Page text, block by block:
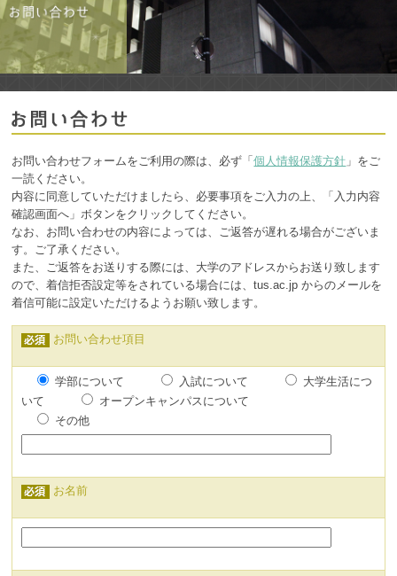
お問い合わせフォームをご利用の際は、必ず「個人情報保護方針 」をご
一読ください。
内容に同意していただけましたら、必要事項をご入力の上、「入力内容
確認画面へ」ボタンをクリックしてください。
なお、お問い合わせの内容によっては、ご返答が遅れる場合がございま
す。ご了承ください。
また、ご返答をお送りする際には、大学のアドレスからお送り致します
ので、着信拒否設定等をされている場合には、tus.ac.jp からのメールを
着信可能に設定いただけるようお願い致します。
お問い合わせ項目
学部について 入試について
大学生活につ
いて
オープンキャンパスについて
その他
お名前